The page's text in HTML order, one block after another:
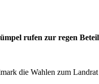
rufen zur regen
die Wahlen zum